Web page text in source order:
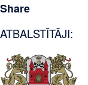
Share
ATBALSTĪTĀJI: